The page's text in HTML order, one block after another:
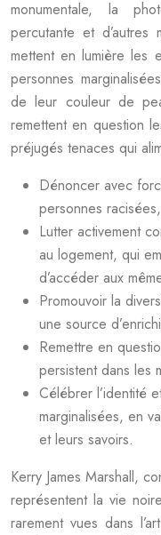
monumentale, la
percutante et d’autres
mettent en lumière les
personnes
de leur couleur de
remettent en question
préjugés tenaces qui
Dénoncer avec
personnes
Lutter activement
au logement, qui
d’accéder aux
Promouvoir la
une source
Remettre en
persistent dans les
Célébrer l’identité
marginalisées, en
et leurs savoirs.
Kerry James Marshall,
représentent la vie
rarement vues dans